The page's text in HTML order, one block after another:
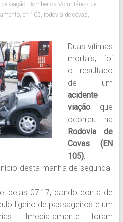
viação, Bombeiros Voluntários de
, en 105, rodovia de covas,
Duas vítimas
mortais, foi
o resultado
de um
acidente
viaçãoque
ocorreu na
Rodovia de
Covas (EN
105),
desta manhã de segunda-
pelas 07:17, dando conta de
ligeiro de passageiros e um
Imediatamente foram